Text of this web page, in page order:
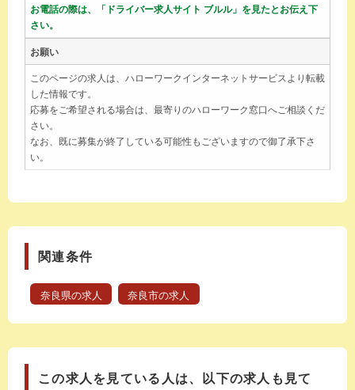
お電話の際は、「ドライバー求人サイト ブルル」を見たとお伝え下
さい。
お願い
このページの求人は、ハローワークインターネットサービスより転載
した情報です。
応募をご希望される場合は、最寄りのハローワーク窓口へご相談くだ
さい。
なお、既に募集が終了している可能性もございますので御了承下さ
い。
関連条件
奈良県の求人 奈良市の求人
この求人を見ている人は、以下の求人も見て